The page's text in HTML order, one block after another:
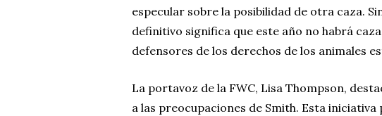
especular sobre la posibilidad de otra caza.
definitivo significa que este año no habrá
defensores de los derechos de los animales
La portavoz de la FWC, Lisa Thompson,
a las preocupaciones de Smith. Esta